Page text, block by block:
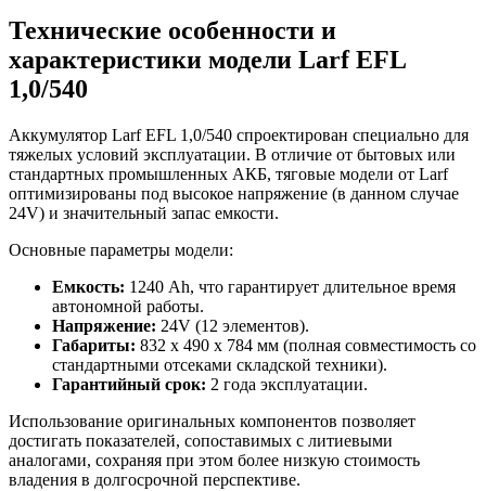
Технические особенности и
характеристики модели Larf EFL
1,0/540
Аккумулятор Larf EFL 1,0/540 спроектирован специально для
тяжелых условий эксплуатации. В отличие от бытовых или
стандартных промышленных АКБ, тяговые модели от Larf
оптимизированы под высокое напряжение (в данном случае
24V) и значительный запас емкости.
Основные параметры модели:
Емкость: 1240 Ah, что гарантирует длительное время
автономной работы.
Напряжение: 24V (12 элементов).
Габариты: 832 x 490 x 784 мм (полная совместимость со
стандартными отсеками складской техники).
Гарантийный срок: 2 года эксплуатации.
Использование оригинальных компонентов позволяет
достигать показателей, сопоставимых с литиевыми
аналогами, сохраняя при этом более низкую стоимость
владения в долгосрочной перспективе.